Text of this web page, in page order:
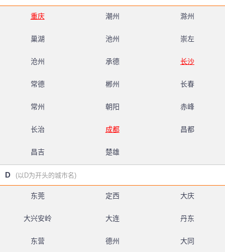
重庆 潮州 滁州
巢湖 池州 崇左
沧州 承德 长沙
常德 郴州 长春
常州 朝阳 赤峰
长治 成都 昌都
昌吉 楚雄
D (以D为开头的城市名)
东莞 定西 大庆
大兴安岭 大连 丹东
东营 德州 大同